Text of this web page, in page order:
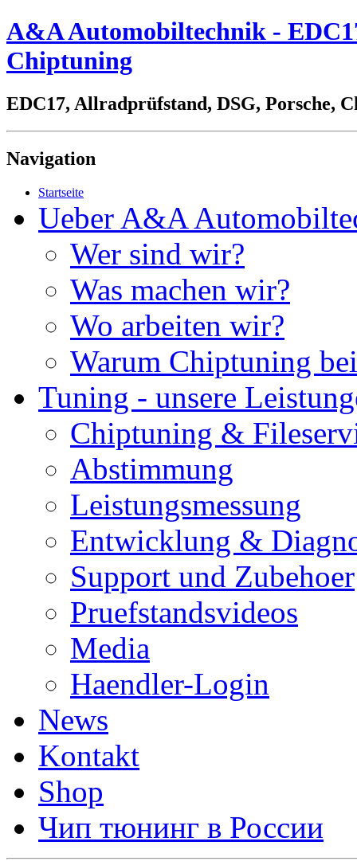
A&A Automobiltechnik -
Chiptuning
EDC17, Allradprüfstand, DSG, Porsche,
Navigation
Startseite
Ueber A&A
Wer sind wir?
Was machen wir?
Wo arbeiten wir?
Warum Chiptuning
Tuning - unsere
Chiptuning &
Abstimmung
Leistungsmessung
Entwicklung &
Support und Zubehoer
Pruefstandsvideos
Media
Haendler-Login
News
Kontakt
Shop
Чип тюнинг в России